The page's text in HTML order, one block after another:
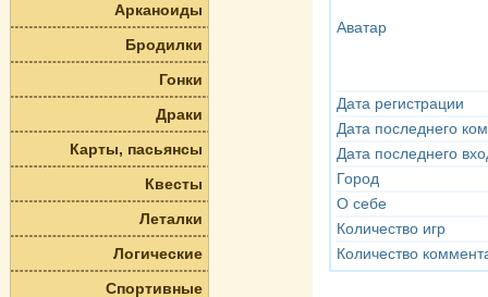
Арканоиды
Бродилки
Гонки
Драки
Карты, пасьянсы
Квесты
Леталки
Логические
Спортивные
Аватар
Дата регистрации
Дата последнего
Дата последнего
Город
О себе
Количество игр
Количество